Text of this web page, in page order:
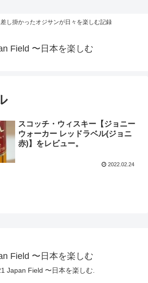
し掛かったオジサンが日々を楽しむ記録
Field 〜日本を楽しむ
スコッチ・ウィスキー【ジョニー
ウォーカー レッドラベル(ジョニ
赤)】をレビュー。
2022.02.24
Field 〜日本を楽しむ
Japan Field 〜日本を楽しむ.